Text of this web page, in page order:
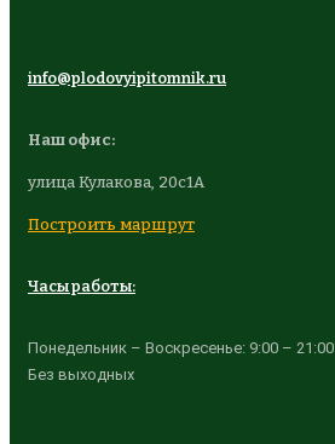
info@plodovyipitomnik.ru
Наш офис:
улица Кулакова, 20с1А
Построить маршрут
Часы работы:
Понедельник – Воскресенье: 9:00 – 21:00
Без выходных